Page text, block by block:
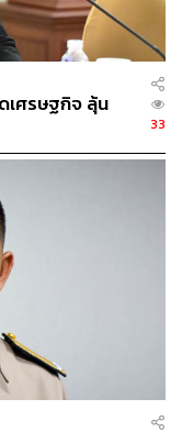
อันดับความน่าเชื่อ
ถึงความเชื่อมั่นต่อ
เสถียรภาพ รวมถึง
ฐบาลที่ให้ความ
ละการบริหาร
บการเปลี่ยนผ่านสู่
ชิงโครงสร้างให้
าพการแข่งขันของ
ฐกิจไทยทั้งใน
WEALTH
งานอยู่แล้วได้เลย
เศรษฐกิจ ลุ้น
33